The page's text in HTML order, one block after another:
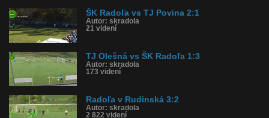
ŠK Radoľa vs TJ Povina 2:1
Autor: skradola
21 videní
TJ Olešná vs ŠK Radoľa 1:3
Autor: skradola
173 videní
Radoľa v Rudinská 3:2
Autor: skradola
2 822 videní